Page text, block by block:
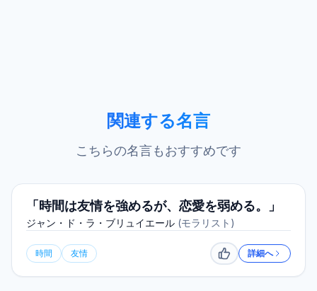
関連する名言
こちらの名言もおすすめです
「時間は友情を強めるが、恋愛を弱める。」
ジャン・ド・ラ・ブリュイエール (モラリスト )
時間 友情 いいね詳細へ